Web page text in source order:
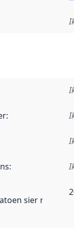
:
:
sier når